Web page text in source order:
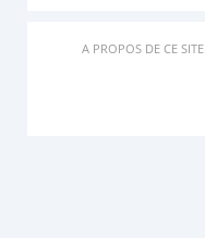
A PROPOS DE CE SITE